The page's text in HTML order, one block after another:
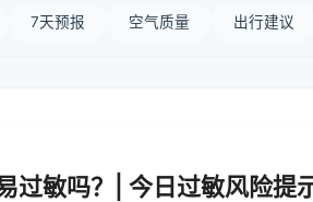
7天预报 空气质量 出行建议
过敏吗？| 今日过敏风险提